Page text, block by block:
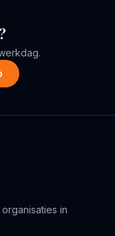
in